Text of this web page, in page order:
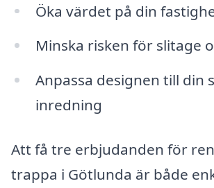
Öka värdet på din
Minska risken för slitage
Anpassa designen till din
inredning
Att få tre erbjudanden för
trappa i Götlunda är både